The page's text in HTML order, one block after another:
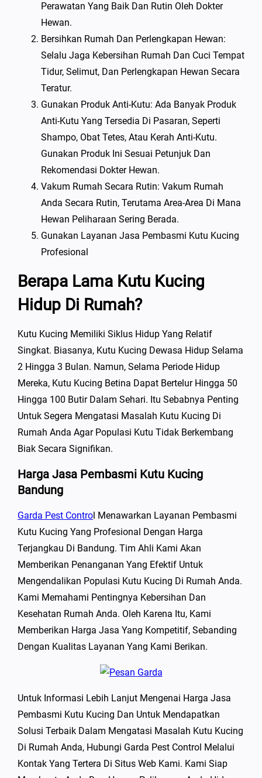
Perawatan Yang Baik Dan Rutin Oleh Dokter
Hewan.
Bersihkan Rumah Dan Perlengkapan Hewan:
Selalu Jaga Kebersihan Rumah Dan Cuci Tempat
Tidur, Selimut, Dan Perlengkapan Hewan Secara
Teratur.
Gunakan Produk Anti-Kutu: Ada Banyak Produk
Anti-Kutu Yang Tersedia Di Pasaran, Seperti
Shampo, Obat Tetes, Atau Kerah Anti-Kutu.
Gunakan Produk Ini Sesuai Petunjuk Dan
Rekomendasi Dokter Hewan.
Vakum Rumah Secara Rutin: Vakum Rumah
Anda Secara Rutin, Terutama Area-Area Di Mana
Hewan Peliharaan Sering Berada.
Gunakan Layanan Jasa Pembasmi Kutu Kucing
Profesional
Berapa Lama Kutu Kucing
Hidup Di Rumah?
Kutu Kucing Memiliki Siklus Hidup Yang Relatif
Singkat. Biasanya, Kutu Kucing Dewasa Hidup Selama
2 Hingga 3 Bulan. Namun, Selama Periode Hidup
Mereka, Kutu Kucing Betina Dapat Bertelur Hingga 50
Hingga 100 Butir Dalam Sehari. Itu Sebabnya Penting
Untuk Segera Mengatasi Masalah Kutu Kucing Di
Rumah Anda Agar Populasi Kutu Tidak Berkembang
Biak Secara Signifikan.
Harga Jasa Pembasmi Kutu Kucing
Bandung
Garda Pest ControL Menawarkan Layanan Pembasmi
Kutu Kucing Yang Profesional Dengan Harga
Terjangkau Di Bandung. Tim Ahli Kami Akan
Memberikan Penanganan Yang Efektif Untuk
Mengendalikan Populasi Kutu Kucing Di Rumah Anda.
Kami Memahami Pentingnya Kebersihan Dan
Kesehatan Rumah Anda. Oleh Karena Itu, Kami
Memberikan Harga Jasa Yang Kompetitif, Sebanding
Dengan Kualitas Layanan Yang Kami Berikan.
Untuk Informasi Lebih Lanjut Mengenai Harga Jasa
Pembasmi Kutu Kucing Dan Untuk Mendapatkan
Solusi Terbaik Dalam Mengatasi Masalah Kutu Kucing
Di Rumah Anda, Hubungi Garda Pest Control Melalui
Kontak Yang Tertera Di Situs Web Kami. Kami Siap